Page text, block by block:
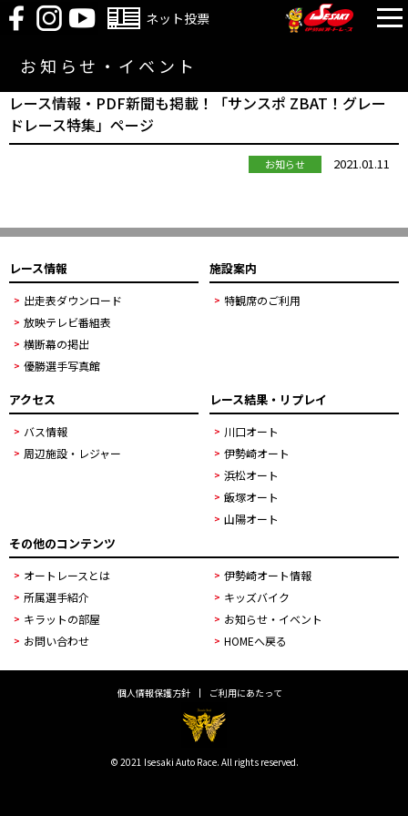
ネット投票
お知らせ・イベント
レース情報・PDF新聞も掲載！「サンスポ ZBAT！グレー
ドレース特集」ページ
お知らせ 2021.01.11
レース情報
出走表ダウンロード
放映テレビ番組表
横断幕の掲出
優勝選手写真館
施設案内
特観席のご利用
アクセス
バス情報
周辺施設・レジャー
レース結果・リプレイ
川口オート
伊勢崎オート
浜松オート
飯塚オート
山陽オート
その他のコンテンツ
オートレースとは
伊勢崎オート情報
所属選手紹介
キッズバイク
キラットの部屋
お知らせ・イベント
お問い合わせ
HOMEへ戻る
個人情報保護方針 ご利用にあたって
© 2021 Isesaki Auto Race. All rights reserved.